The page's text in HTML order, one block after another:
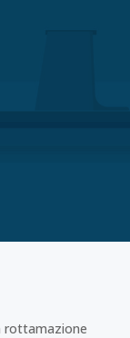
rottamazione